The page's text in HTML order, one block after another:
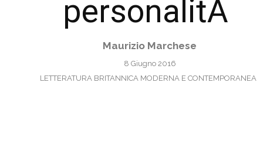
personalitÃ
Maurizio Marchese
8 Giugno 2016
LETTERATURA BRITANNICA MODERNA E CONTEMPORANEA